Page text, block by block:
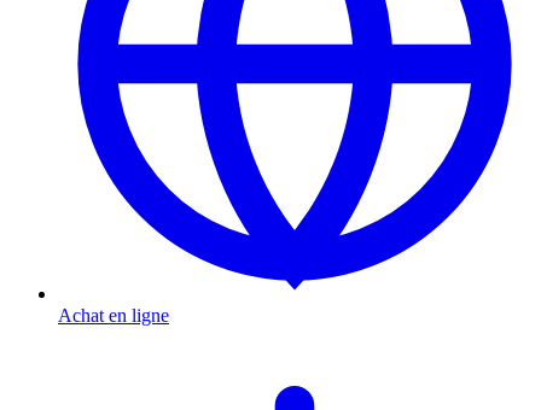
Achat en ligne